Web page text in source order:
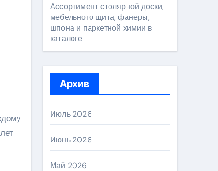
Ассортимент столярной доски,
мебельного щита, фанеры,
шпона и паркетной химии в
каталоге
Архив
Июль 2026
Июнь 2026
Май 2026